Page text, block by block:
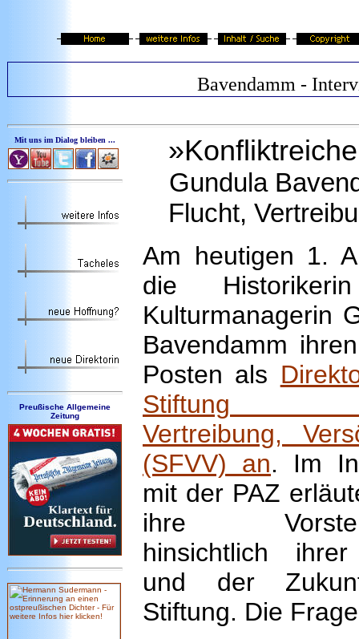
Bavendamm -
Mit uns im Dialog bleiben ...
Preußische Allgemeine
Zeitung
Gundula
Flucht,
Am heutigen 1.
die
Kulturmanagerin
Bavendamm
Posten als
Stiftung
Vertreibung,
(SFVV) an. Im
mit der PAZ
ihre
hinsichtlich
und der
Stiftung. Die